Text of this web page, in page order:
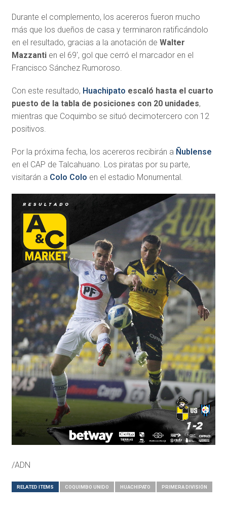
Durante el complemento, los acereros fueron mucho
más que los dueños de casa y terminaron ratificándolo
en el resultado, gracias a la anotación de Walter
Mazzantien el 69′, gol que cerró el marcador en el
Francisco Sánchez Rumoroso.
Con este resultado, Huachipato escaló hasta el cuarto
puesto de la tabla de posiciones con 20 unidades,
mientras que Coquimbo se situó decimotercero con 12
positivos.
Por la próxima fecha, los acereros recibirán a Ñublense
en el CAP de Talcahuano. Los piratas por su parte,
visitarán a Colo Colo en el estadio Monumental.
/ADN
RELATED ITEMS COQUIMBO UNIDO HUACHIPATO PRIMERA DIVISIÓN